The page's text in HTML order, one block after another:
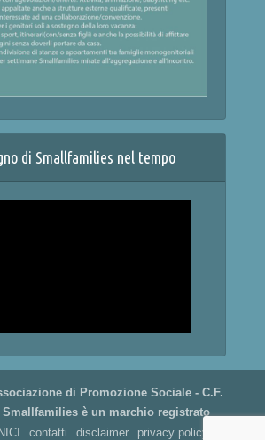
di Smallfamilies nel tempo
di Promozione Sociale - C.F.
Smallfamilies è un marchio registrato
contatti disclaimer privacy policy